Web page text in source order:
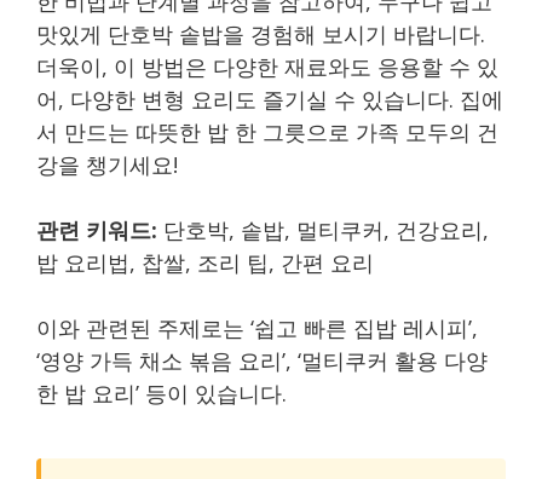
맛있게 단호박 솥밥을 경험해 보시기 바랍니다.
더욱이, 이 방법은 다양한 재료와도 응용할 수 있
어, 다양한 변형 요리도 즐기실 수 있습니다. 집에
서 만드는 따뜻한 밥 한 그릇으로 가족 모두의 건
강을 챙기세요!
관련 키워드: 단호박, 솥밥, 멀티쿠커, 건강요리,
밥 요리법, 찹쌀, 조리 팁, 간편 요리
이와 관련된 주제로는 ‘쉽고 빠른 집밥 레시피’,
‘영양 가득 채소 볶음 요리’, ‘멀티쿠커 활용 다양
한 밥 요리’ 등이 있습니다.